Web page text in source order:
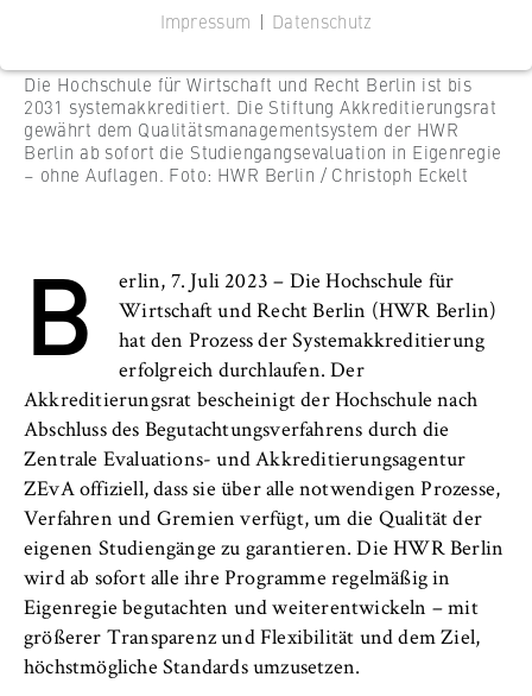
l
i
n
t
B
e
r
l
e
r
i
n
S
c
h
o
o
l
o
f
l
i
n
Die Hochschule für Wirtschaft und Recht Berlin ist bis
2031 systemakkreditiert. Die Stiftung Akkreditierungsrat
gewährt dem Qualitätsmanagementsystem der HWR
Berlin ab sofort die Studiengangsevaluation in Eigenregie
– ohne Auflagen. Foto: HWR Berlin / Christoph Eckelt
B
erlin, 7. Juli 2023 – Die Hochschule für
Wirtschaft und Recht Berlin (HWR Berlin)
hat den Prozess der Systemakkreditierung
erfolgreich durchlaufen. Der
Akkreditierungsrat bescheinigt der Hochschule nach
Abschluss des Begutachtungsverfahrens durch die
Zentrale Evaluations- und Akkreditierungsagentur
ZEvA offiziell, dass sie über alle notwendigen Prozesse,
Verfahren und Gremien verfügt, um die Qualität der
eigenen Studiengänge zu garantieren. Die HWR Berlin
wird ab sofort alle ihre Programme regelmäßig in
Eigenregie begutachten und weiterentwickeln – mit
größerer Transparenz und Flexibilität und dem Ziel,
höchstmögliche Standards umzusetzen.
Cookie Consent
Name:
cookie_consent
Zweck:
Speichert den Zustimmungsstatus des
Benutzers für Cookies auf der aktuellen
Domäne. Dadurch wird verhindert, dass das
Cookie-Banner bei jedem erneuten Aufruf
der Website wiederholt angezeigt wird.
Cookie Laufzeit:
1 Jahr
TYPO3 Frontend Nutzer
Name:
fe_typo_user
Impressum | Datenschutz